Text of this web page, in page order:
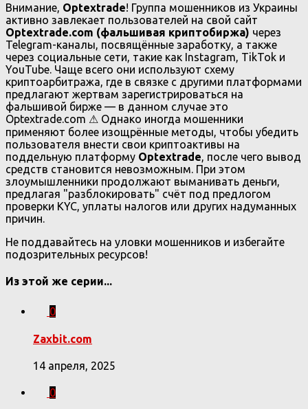
Внимание, Optextrade! Группа мошенников из Украины
активно завлекает пользователей на свой сайт
Optextrade.com (фальшивая криптобиржа) через
Telegram-каналы, посвящённые заработку, а также
через социальные сети, такие как Instagram, TikTok и
YouTube. Чаще всего они используют схему
криптоарбитража, где в связке с другими платформами
предлагают жертвам зарегистрироваться на
фальшивой бирже — в данном случае это
Optextrade.com ⚠ Однако иногда мошенники
применяют более изощрённые методы, чтобы убедить
пользователя внести свои криптоактивы на
поддельную платформу Optextrade, после чего вывод
средств становится невозможным. При этом
злоумышленники продолжают выманивать деньги,
предлагая "разблокировать" счёт под предлогом
проверки KYC, уплаты налогов или других надуманных
причин.
Не поддавайтесь на уловки мошенников и избегайте
подозрительных ресурсов!
Из этой же серии...
0
Zaxbit.com
14 апреля, 2025
0